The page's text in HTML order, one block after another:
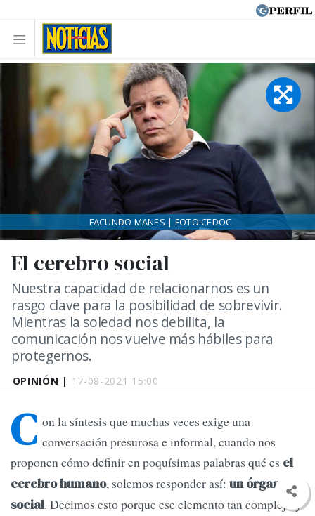
OPINIÓN | 17-08-2021 15:00
El cerebro social
Nuestra capacidad de relacionarnos es un
rasgo clave para la posibilidad de sobrevivir.
Mientras la soledad nos debilita, la
comunicación nos vuelve más hábiles para
protegernos.
FACUNDO MANES | FOTO:CEDOC
C on la síntesis que muchas veces exige una
conversación presurosa e informal, cuando nos
proponen cómo definir en poquísimas palabras qué es el
cerebro humano, solemos responder así: un órgano
social. Decimos esto porque ese elemento tan complejo y